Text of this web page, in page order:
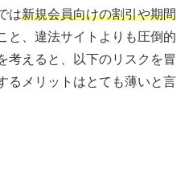
は新規会員向けの割引や期間
と、違法サイトよりも圧倒的
考えると、以下のリスクを冒
るメリットはとても薄いと言